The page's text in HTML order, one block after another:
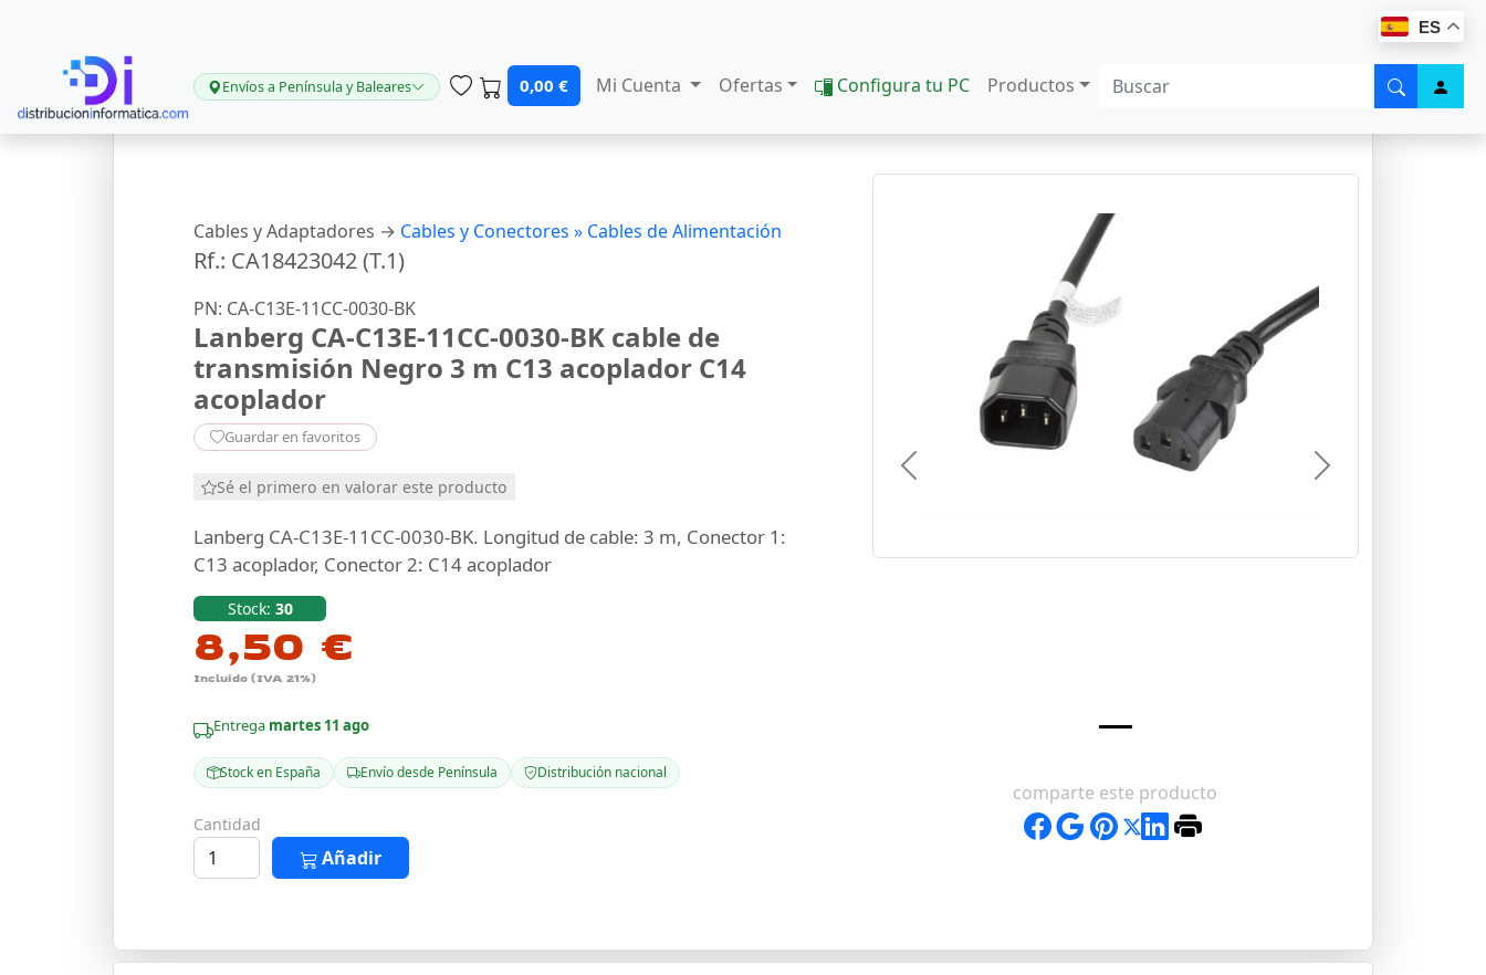
ES
Envíos a Península y Baleares 0,00 € Mi Cuenta Ofertas Configura tu PC Productos
Cables y Adaptadores → Cables y Conectores » Cables de Alimentación
Rf.: CA18423042 (T.1)
PN: CA-C13E-11CC-0030-BK
Lanberg CA-C13E-11CC-0030-BK cable de
transmisión Negro 3 m C13 acoplador C14
acoplador
Guardar en favoritos
Sé el primero en valorar este producto
Lanberg CA-C13E-11CC-0030-BK. Longitud de cable: 3 m, Conector 1:
C13 acoplador, Conector 2: C14 acoplador
Stock: 30
8,50 €
Incluido (IVA 21%)
Entrega martes 11 ago
Stock en España Envío desde Península Distribución nacional
Cantidad
Añadir
Previous Next
comparte este producto